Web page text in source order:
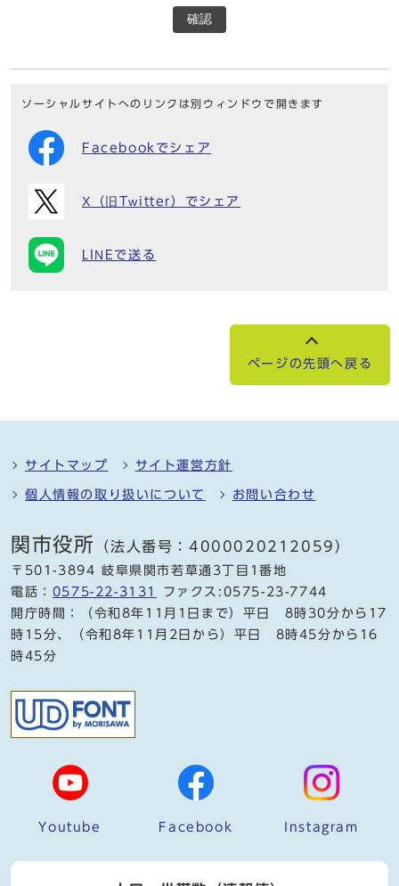
確認
ソーシャルサイトへのリンクは別ウィンドウで開きます
Facebookでシェア
X（旧Twitter）でシェア
LINEで送る
ページの先頭へ戻る
サイトマップ サイト運営方針
個人情報の取り扱いについて お問い合わせ
関市役所 （法人番号：4000020212059）
〒501-3894 岐阜県関市若草通3丁目1番地
電話： 0575-22-3131
ファクス:0575-23-7744
開庁時間：（令和8年11月1日まで）平日 8時30分から17
時15分、（令和8年11月2日から）平日 8時45分から16
時45分
Youtube Facebook Instagram